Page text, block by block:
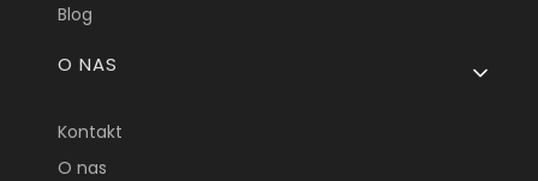
Blog
O NAS
Kontakt
O nas